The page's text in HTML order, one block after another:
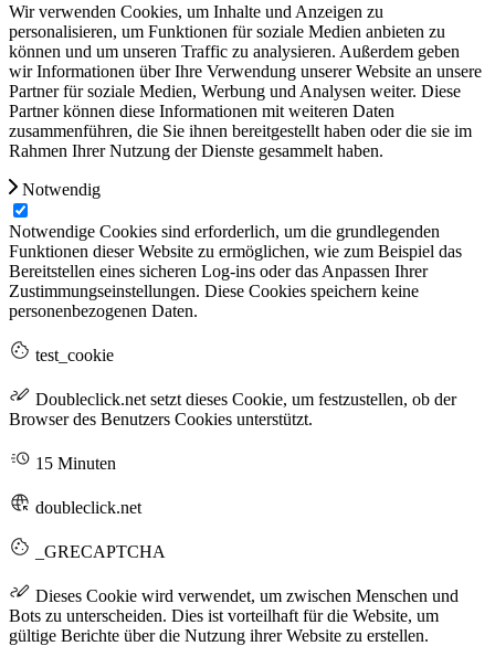
Wir verwenden Cookies, um Inhalte und Anzeigen zu
personalisieren, um Funktionen für soziale Medien anbieten zu
können und um unseren Traffic zu analysieren. Außerdem geben
wir Informationen über Ihre Verwendung unserer Website an unsere
Partner für soziale Medien, Werbung und Analysen weiter. Diese
Partner können diese Informationen mit weiteren Daten
zusammenführen, die Sie ihnen bereitgestellt haben oder die sie im
Rahmen Ihrer Nutzung der Dienste gesammelt haben.
Notwendig
Notwendige Cookies sind erforderlich, um die grundlegenden
Funktionen dieser Website zu ermöglichen, wie zum Beispiel das
Bereitstellen eines sicheren Log-ins oder das Anpassen Ihrer
Zustimmungseinstellungen. Diese Cookies speichern keine
personenbezogenen Daten.
test_cookie
Doubleclick.net setzt dieses Cookie, um festzustellen, ob der
Browser des Benutzers Cookies unterstützt.
15 Minuten
doubleclick.net
_GRECAPTCHA
Dieses Cookie wird verwendet, um zwischen Menschen und
Bots zu unterscheiden. Dies ist vorteilhaft für die Website, um
gültige Berichte über die Nutzung ihrer Website zu erstellen.